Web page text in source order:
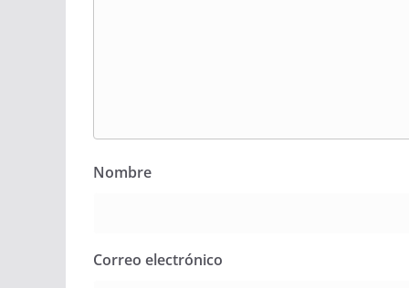
Nombre
Correo electrónico